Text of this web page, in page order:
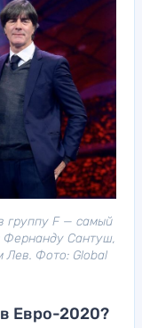
группу F — самый
Фернанду Сантуш,
Фото: Global
Евро-2020?